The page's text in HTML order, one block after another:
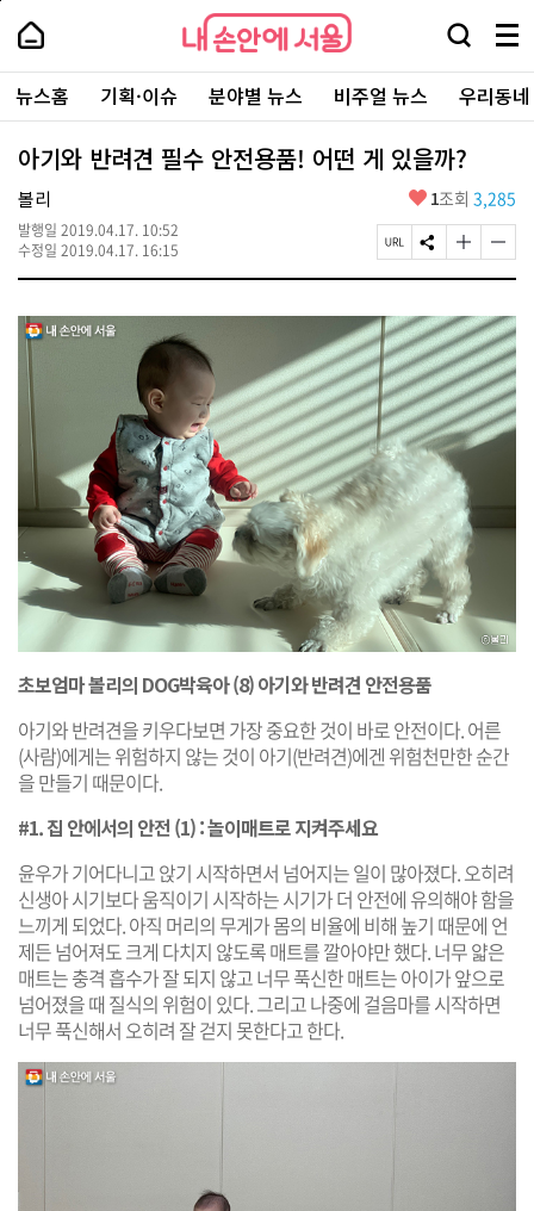
본
로
가
내
손
안
에
서
울
-
서
울
시
대
표
소
포
털
내
손
에
울
검
창
열
기
메
뉴
전
체
보
주
요
서
뉴스홈 기획·이슈 분야별 뉴스 비주얼 뉴스 우리동
아기와 반려견 필수 안전용품! 어떤 게 있을까?
볼리
발행일 2019.04.17. 10:52
수정일 2019.04.17. 16:15
좋
요
1조회 3,285
페
이
U
R
L
복
사
S
N
공
유
하
기
글
자
기
크
게
변
경
하
기
글
자
기
작
게
변
경
하
기
초보엄마 볼리의 DOG박육아 (8) 아기와 반려견 안전용품
아기와 반려견을 키우다보면 가장 중요한 것이 바로 안전이다. 어른
(사람)에게는 위험하지 않는 것이 아기(반려견)에겐 위험천만한 순간
을 만들기 때문이다.
#1. 집 안에서의 안전 (1) : 놀이매트로 지켜주세요
윤우가 기어다니고 앉기 시작하면서 넘어지는 일이 많아졌다. 오히려
신생아 시기보다 움직이기 시작하는 시기가 더 안전에 유의해야 함을
느끼게 되었다. 아직 머리의 무게가 몸의 비율에 비해 높기 때문에 언
제든 넘어져도 크게 다치지 않도록 매트를 깔아야만 했다. 너무 얇은
매트는 충격 흡수가 잘 되지 않고 너무 푹신한 매트는 아이가 앞으로
넘어졌을 때 질식의 위험이 있다. 그리고 나중에 걸음마를 시작하면
너무 푹신해서 오히려 잘 걷지 못한다고 한다.
페
상
단
로